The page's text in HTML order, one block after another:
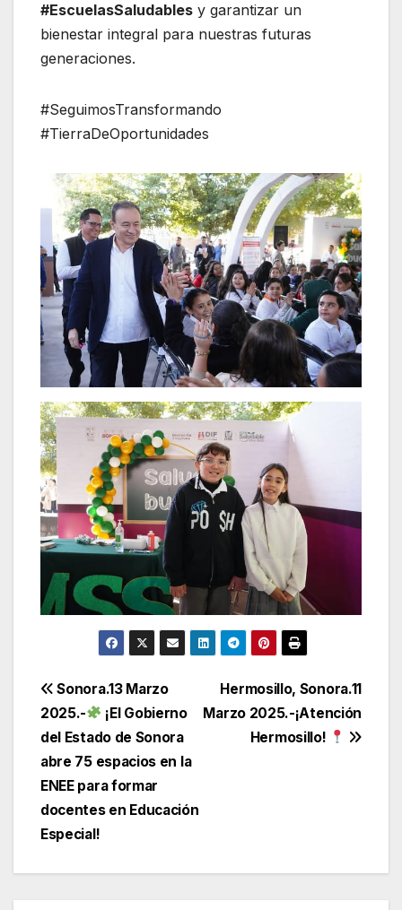
#EscuelasSaludables y garantizar un
bienestar integral para nuestras futuras
generaciones.
#SeguimosTransformando
#TierraDeOportunidades
Navegación
de
entradas
Hermosillo, Sonora.11
Marzo 2025.-¡Atención
Hermosillo!
Sonora.13 Marzo
2025.-
¡El Gobierno
del Estado de Sonora
abre 75 espacios en la
ENEE para formar
docentes en Educación
Especial!